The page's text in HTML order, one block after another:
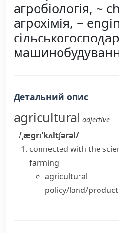
агробіологія, ~
агрохімія, ~
Детальний опис
agricultural adjective
/ˌæɡrɪˈkʌltʃərəl/
connected with the
farming
agricultural
policy/land/